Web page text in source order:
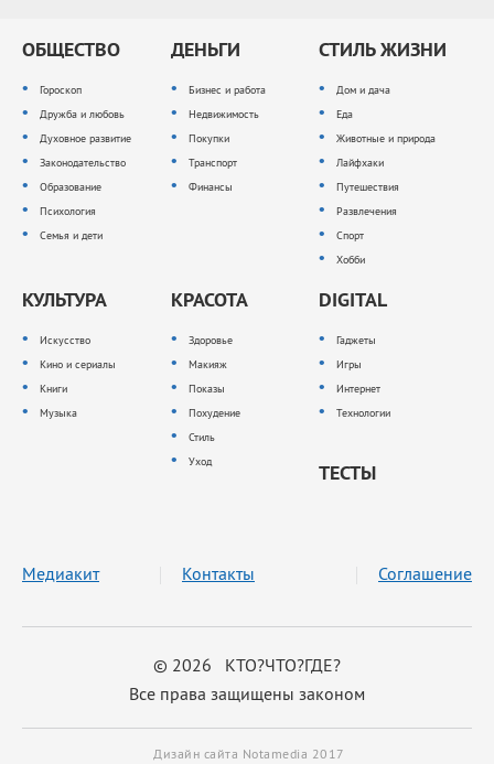
ОБЩЕСТВО
Гороскоп
Дружба и любовь
Духовное развитие
Законодательство
Образование
Психология
Семья и дети
ДЕНЬГИ
Бизнес и работа
Недвижимость
Покупки
Транспорт
Финансы
СТИЛЬ ЖИЗНИ
Дом и дача
Еда
Животные и природа
Лайфхаки
Путешествия
Развлечения
Спорт
Хобби
КУЛЬТУРА
Искусство
Кино и сериалы
Книги
Музыка
КРАСОТА
Здоровье
Макияж
Показы
Похудение
Стиль
Уход
DIGITAL
Гаджеты
Игры
Интернет
Технологии
ТЕСТЫ
© 2026 КТО?ЧТО?ГДЕ?
Все права защищены законом
Медиакит Контакты Соглашение
Дизайн сайта Notamedia 2017